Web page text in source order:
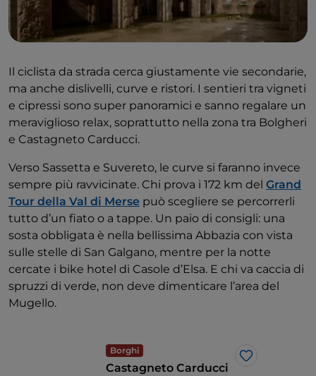
Il ciclista da strada cerca giustamente vie secondarie,
ma anche dislivelli, curve e ristori. I sentieri tra vigneti
e cipressi sono super panoramici e sanno regalare un
meraviglioso relax, soprattutto nella zona tra Bolgheri
e Castagneto Carducci.
Verso Sassetta e Suvereto, le curve si faranno invece
sempre più ravvicinate. Chi prova i 172 km del Grand
Tour della Val di Merse può scegliere se percorrerli
tutto d’un fiato o a tappe. Un paio di consigli: una
sosta obbligata è nella bellissima Abbazia con vista
sulle stelle di San Galgano, mentre per la notte
cercate i bike hotel di Casole d’Elsa. E chi va caccia di
spruzzi di verde, non deve dimenticare l’area del
Mugello.
Borghi
Like
Castagneto Carducci